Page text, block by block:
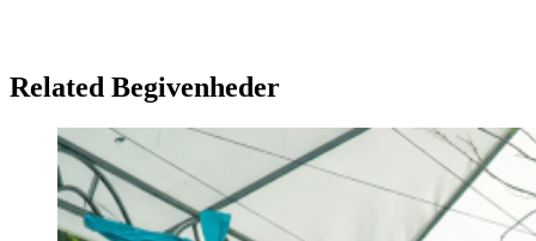
Related Begivenheder